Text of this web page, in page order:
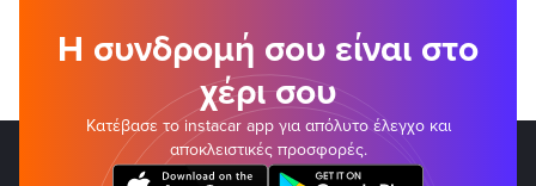
Η συνδρομή σου είναι στο
χέρι σου
Κατέβασε το instacar app για απόλυτο έλεγχο και
αποκλειστικές προσφορές.